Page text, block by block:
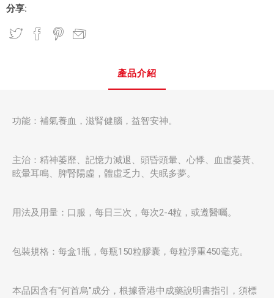
分享:
產品介紹
功能：補氣養血，滋腎健腦，益智安神。
主治：精神萎靡、記憶力減退、頭昏頭暈、心悸、血虛萎黃、
眩暈耳鳴、脾腎陽虛，體虛乏力、失眠多夢。
用法及用量：口服，每日三次，每次2-4粒，或遵醫囑。
包裝規格：每盒1瓶，每瓶150粒膠囊，每粒淨重450毫克。
本品因含有"何首烏"成分，根據香港中成藥說明書指引，須標